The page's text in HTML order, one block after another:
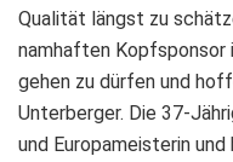
Qualität längst zu
namhaften Kopfsponsor
gehen zu dürfen und
Unterberger. Die 37-
und Europameisterin